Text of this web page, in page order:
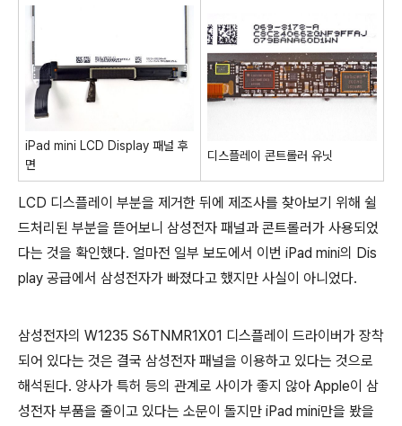
iPad mini LCD Display 패널 후
면
디스플레이 콘트롤러 유닛
LCD 디스플레이 부분을 제거한 뒤에 제조사를 찾아보기 위해 쉴
드처리된 부분을 뜯어보니 삼성전자 패널과 콘트롤러가 사용되었
다는 것을 확인했다. 얼마전 일부 보도에서 이번 iPad mini의 Dis
play 공급에서 삼성전자가 빠졌다고 했지만 사실이 아니었다.
삼성전자의 W1235 S6TNMR1X01 디스플레이 드라이버가 장착
되어 있다는 것은 결국 삼성전자 패널을 이용하고 있다는 것으로
해석된다. 양사가 특허 등의 관계로 사이가 좋지 않아 Apple이 삼
성전자 부품을 줄이고 있다는 소문이 돌지만 iPad mini만을 봤을